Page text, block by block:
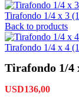
Tirafondo 1/4 x 3
Back to products
Tirafondo 1/4 x 4
Tirafondo 1/4
USD136,00